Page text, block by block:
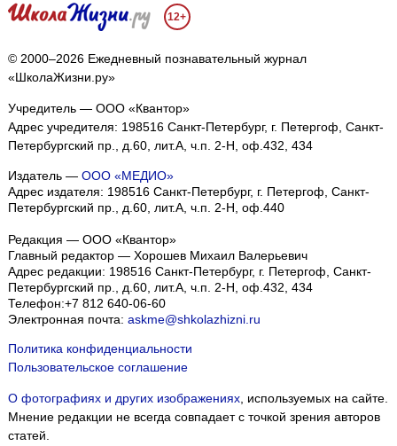
12+
© 2000–2026 Ежедневный познавательный журнал
«ШколаЖизни.ру»
Учредитель — ООО «Квантор»
Адрес учредителя: 198516 Санкт-Петербург, г. Петергоф, Санкт-
Петербургский пр., д.60, лит.А, ч.п. 2-Н, оф.432, 434
Издатель — ООО «МЕДИО»
Адрес издателя: 198516 Санкт-Петербург, г. Петергоф, Санкт-
Петербургский пр., д.60, лит.А, ч.п. 2-Н, оф.440
Редакция — ООО «Квантор»
Главный редактор — Хорошев Михаил Валерьевич
Адрес редакции: 198516 Санкт-Петербург, г. Петергоф, Санкт-
Петербургский пр., д.60, лит.А, ч.п. 2-Н, оф.432, 434
Телефон:+7 812 640-06-60
Электронная почта: askme@shkolazhizni.ru
Политика конфиденциальности
Пользовательское соглашение
О фотографиях и других изображениях, используемых на сайте.
Мнение редакции не всегда совпадает с точкой зрения авторов
статей.